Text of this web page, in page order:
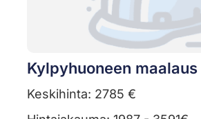
Kylpyhuoneen maalaus
Keskihinta: 2785 €